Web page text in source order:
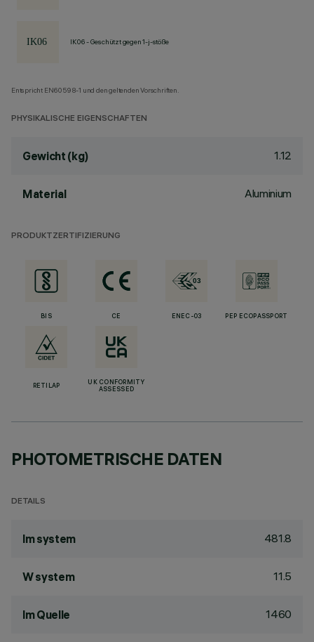
IK06 - Geschützt gegen 1-j-stöße
Entspricht EN60598-1 und den geltenden Vorschriften.
PHYSIKALISCHE EIGENSCHAFTEN
Gewicht (kg) 1.12
Material Aluminium
PRODUKTZERTIFIZIERUNG
BIS CE ENEC-03 PEP ECOPASSPORT
RETILAP
UK CONFORMITY
ASSESSED
PHOTOMETRISCHE DATEN
DETAILS
lm system 481.8
W system 11.5
lm Quelle 1460